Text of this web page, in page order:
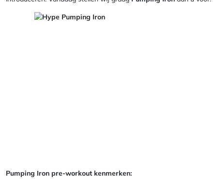
Pumping Iron pre-workout kenmerken: